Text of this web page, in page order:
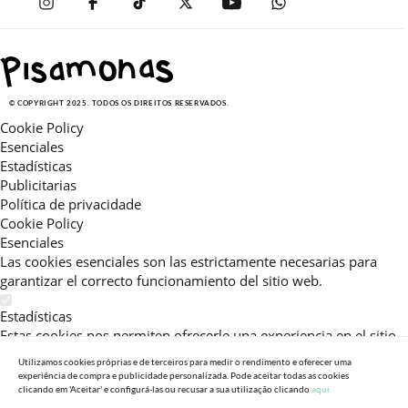
© COPYRIGHT 2025. TODOS OS DIREITOS RESERVADOS.
Cookie Policy
Esenciales
Estadísticas
Publicitarias
Política de privacidade
Cookie Policy
Esenciales
Las cookies esenciales son las estrictamente necesarias para
garantizar el correcto funcionamiento del sitio web.
Estadísticas
Estas cookies nos permiten ofrecerle una experiencia en el sitio
adaptada a su navegación (recomendaciones de producto
personalizadas, énfasis en categorías frecuentemente
consultadas, etc).Al activar esta cookie, nos ayuda a mejorar aún
Utilizamos cookies próprias e de terceiros para medir o rendimento e oferecer uma
experiência de compra e publicidade personalizada. Pode aceitar todas as cookies
clicando em 'Aceitar' e configurá-las ou recusar a sua utilização clicandoaqui.